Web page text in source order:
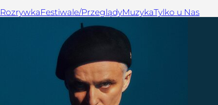
RozrywkaFestiwale/PrzeglądyMuzykaTylko u Nas